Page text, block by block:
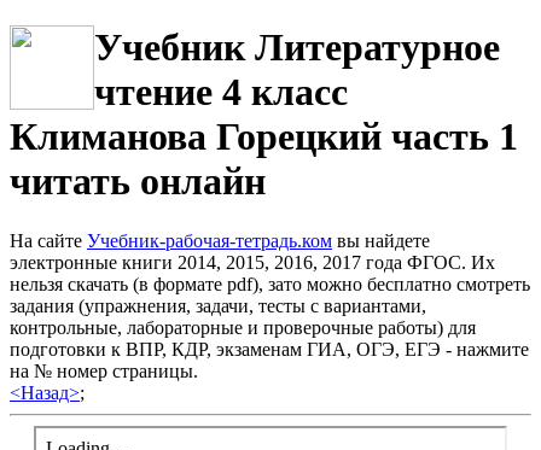
Учебник Литературное
чтение 4 класс
Климанова Горецкий часть 1
читать онлайн
На сайте Учебник-рабочая-тетрадь.ком вы найдете
электронные книги 2014, 2015, 2016, 2017 года ФГОС. Их
нельзя скачать (в формате pdf), зато можно бесплатно смотреть
задания (упражнения, задачи, тесты с вариантами,
контрольные, лабораторные и проверочные работы) для
подготовки к ВПР, КДР, экзаменам ГИА, ОГЭ, ЕГЭ - нажмите
на № номер страницы.
<Назад>;